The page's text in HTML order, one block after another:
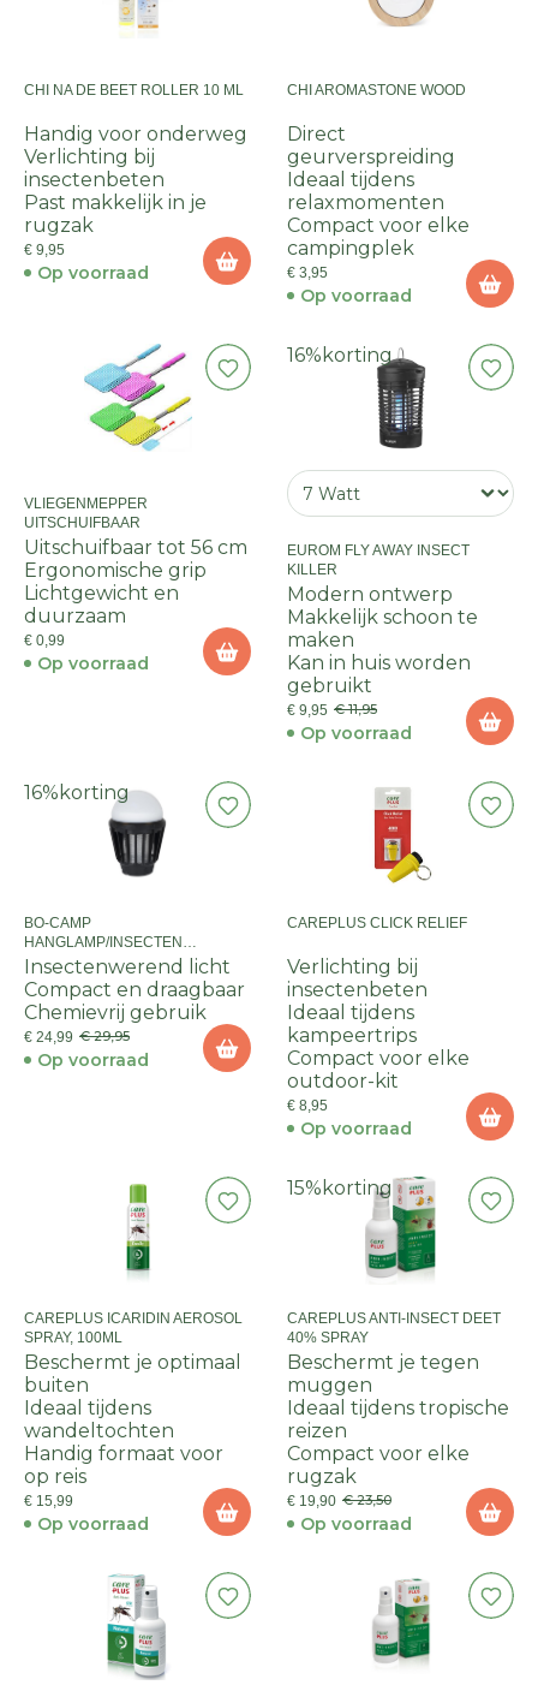
CHI NA DE BEET ROLLER 10 ML
Handig voor onderweg
Verlichting bij
insectenbeten
Past makkelijk in je
rugzak
€ 9,95
Op voorraad
CHI AROMASTONE WOOD
Direct
geurverspreiding
Ideaal tijdens
relaxmomenten
Compact voor elke
campingplek
€ 3,95
Op voorraad
VLIEGENMEPPER
UITSCHUIFBAAR
Uitschuifbaar tot 56 cm
Ergonomische grip
Lichtgewicht en
duurzaam
€ 0,99
Op voorraad
16% korting
EUROM FLY AWAY INSECT
KILLER
Modern ontwerp
Makkelijk schoon te
maken
Kan in huis worden
gebruikt
€ 9,95 € 11,95
Op voorraad
16% korting
BO-CAMP
HANGLAMP/INSECTEN
VERJAGER ATOM
Insectenwerend licht
Compact en draagbaar
Chemievrij gebruik
€ 24,99 € 29,95
Op voorraad
CAREPLUS CLICK RELIEF
Verlichting bij
insectenbeten
Ideaal tijdens
kampeertrips
Compact voor elke
outdoor-kit
€ 8,95
Op voorraad
CAREPLUS ICARIDIN AEROSOL
SPRAY, 100ML
Beschermt je optimaal
buiten
Ideaal tijdens
wandeltochten
Handig formaat voor
op reis
€ 15,99
Op voorraad
15% korting
CAREPLUS ANTI-INSECT DEET
40% SPRAY
Beschermt je tegen
muggen
Ideaal tijdens tropische
reizen
Compact voor elke
rugzak
€ 19,90 € 23,50
Op voorraad